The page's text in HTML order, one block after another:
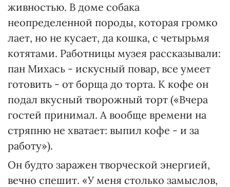
живностью. В доме собака
неопределенной породы, которая громко
лает, но не кусает, да кошка, с четырьмя
котятами. Работницы музея рассказывали:
пан Михась - искусный повар, все умеет
готовить - от борща до торта. К кофе он
подал вкусный творожный торт («Вчера
гостей принимал. А вообще времени на
стряпню не хватает: выпил кофе - и за
работу»).
Он будто заражен творческой энергией,
вечно спешит. «У меня столько замыслов,